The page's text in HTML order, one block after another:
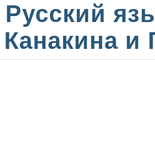
Русский
Канакина и